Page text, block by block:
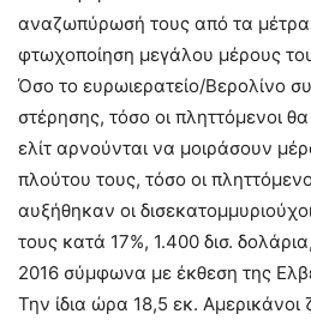
αναζωπύρωσή τους από τα μέτρα
φτωχοποίηση μεγάλου μέρους
Όσο το ευρωιερατείο/Βερολίνο
στέρησης, τόσο οι πληττόμενοι
ελίτ αρνούνται να μοιράσουν
πλούτου τους, τόσο οι
αυξήθηκαν οι
τους κατά 17%, 1.400 δισ.
2016 σύμφωνα με έκθεση της
Την ίδια ώρα 18,5 εκ.